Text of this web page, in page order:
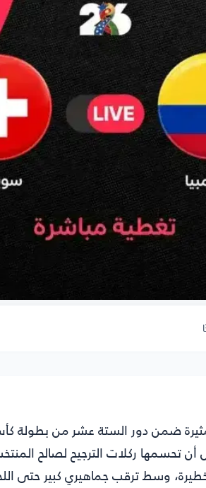
تحسمها ركلات الترجيح لصالح
وسط ترقب جماهيري كبير حتى